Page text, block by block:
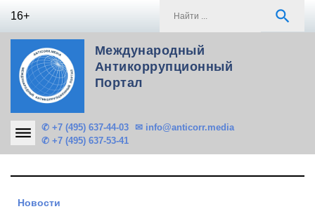
16+ search
Международный
Антикоррупционный
Портал
✆ +7 (495) 637-44-03
✆ +7 (495) 637-53-41
✉ info@anticorr.media
Новости